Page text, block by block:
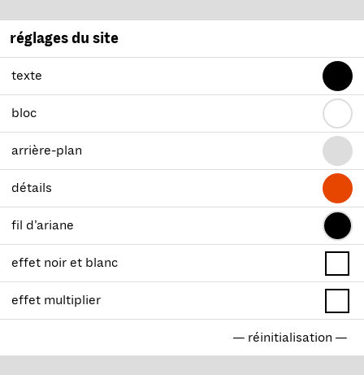
réglages du site
texte
bloc
arrière-plan
détails
fil d’ariane
effet noir et blanc
effet multiplier
— réinitialisation —